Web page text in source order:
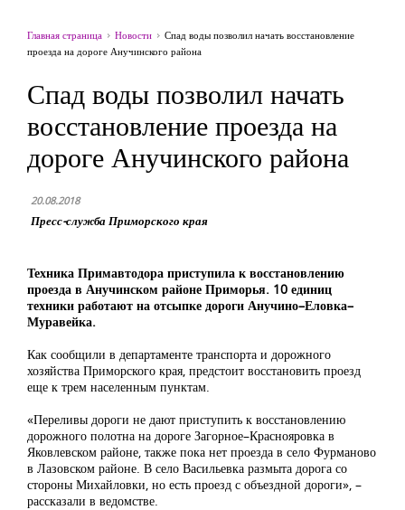
Главная страница Новости
Спад воды позволил начать восстановление
проезда на дороге Анучинского района
Спад воды позволил начать
восстановление проезда на
дороге Анучинского района
20.08.2018
Пресс-служба Приморского края
Техника Примавтодора приступила к восстановлению
проезда в Анучинском районе Приморья. 10 единиц
техники работают на отсыпке дороги Анучино–Еловка–
Муравейка.
Как сообщили в департаменте транспорта и дорожного
хозяйства Приморского края, предстоит восстановить проезд
еще к трем населенным пунктам.
«Переливы дороги не дают приступить к восстановлению
дорожного полотна на дороге Загорное–Краснояровка в
Яковлевском районе, также пока нет проезда в село Фурманово
в Лазовском районе. В село Васильевка размыта дорога со
стороны Михайловки, но есть проезд с объездной дороги», –
рассказали в ведомстве.